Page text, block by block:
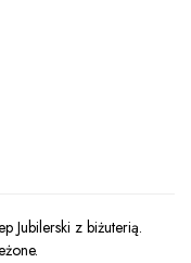
Jubilerski z biżuterią.